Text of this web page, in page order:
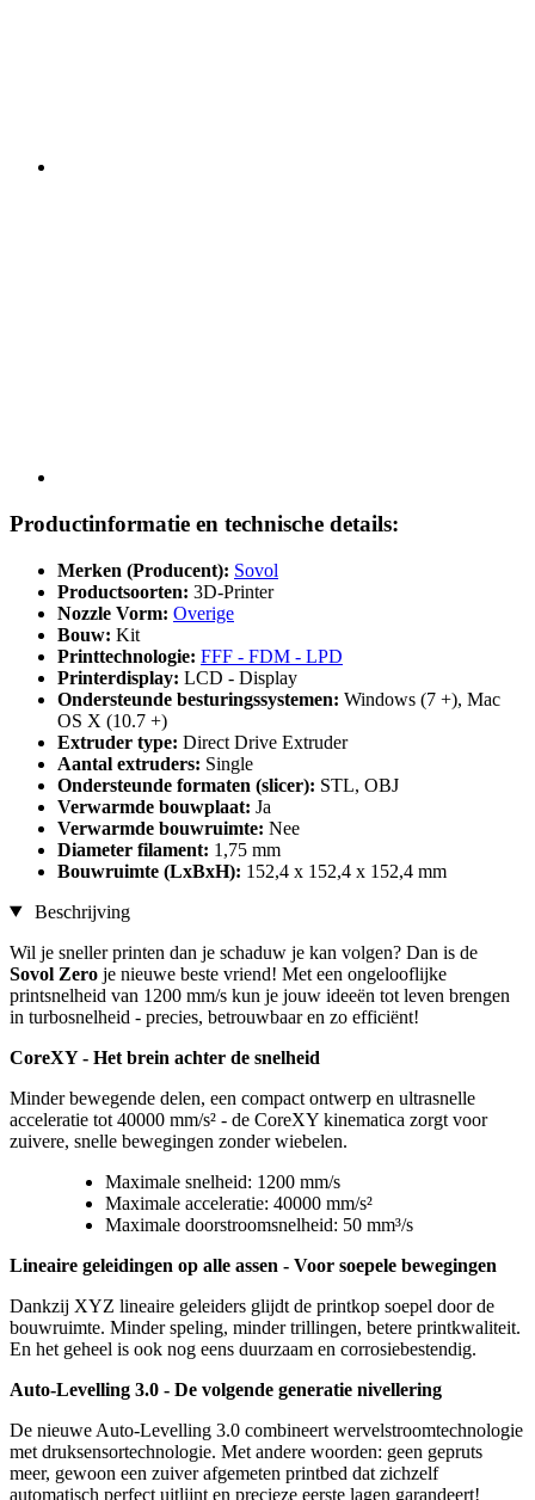
Productinformatie en technische details:
Merken (Producent): Sovol
Productsoorten: 3D-Printer
Nozzle Vorm: Overige
Bouw: Kit
Printtechnologie: FFF - FDM - LPD
Printerdisplay: LCD - Display
Ondersteunde besturingssystemen: Windows (7 +), Mac
OS X (10.7 +)
Extruder type: Direct Drive Extruder
Aantal extruders: Single
Ondersteunde formaten (slicer): STL, OBJ
Verwarmde bouwplaat: Ja
Verwarmde bouwruimte: Nee
Diameter filament: 1,75 mm
Bouwruimte (LxBxH): 152,4 x 152,4 x 152,4 mm
Beschrijving
Wil je sneller printen dan je schaduw je kan volgen? Dan is de
Sovol Zero je nieuwe beste vriend! Met een ongelooflijke
printsnelheid van 1200 mm/s kun je jouw ideeën tot leven brengen
in turbosnelheid - precies, betrouwbaar en zo efficiënt!
CoreXY - Het brein achter de snelheid
Minder bewegende delen, een compact ontwerp en ultrasnelle
acceleratie tot 40000 mm/s² - de CoreXY kinematica zorgt voor
zuivere, snelle bewegingen zonder wiebelen.
Maximale snelheid: 1200 mm/s
Maximale acceleratie: 40000 mm/s²
Maximale doorstroomsnelheid: 50 mm³/s
Lineaire geleidingen op alle assen - Voor soepele bewegingen
Dankzij XYZ lineaire geleiders glijdt de printkop soepel door de
bouwruimte. Minder speling, minder trillingen, betere printkwaliteit.
En het geheel is ook nog eens duurzaam en corrosiebestendig.
Auto-Levelling 3.0 - De volgende generatie nivellering
De nieuwe Auto-Levelling 3.0 combineert wervelstroomtechnologie
met druksensortechnologie. Met andere woorden: geen gepruts
meer, gewoon een zuiver afgemeten printbed dat zichzelf
automatisch perfect uitlijnt en precieze eerste lagen garandeert!